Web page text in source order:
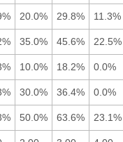
20.0% 29.8% 11.3%
35.0% 45.6% 22.5%
10.0% 18.2% 0.0%
30.0% 36.4% 0.0%
50.0% 63.6% 23.1%